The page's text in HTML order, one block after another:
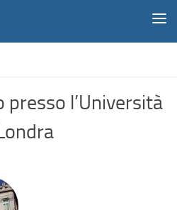
l’Università